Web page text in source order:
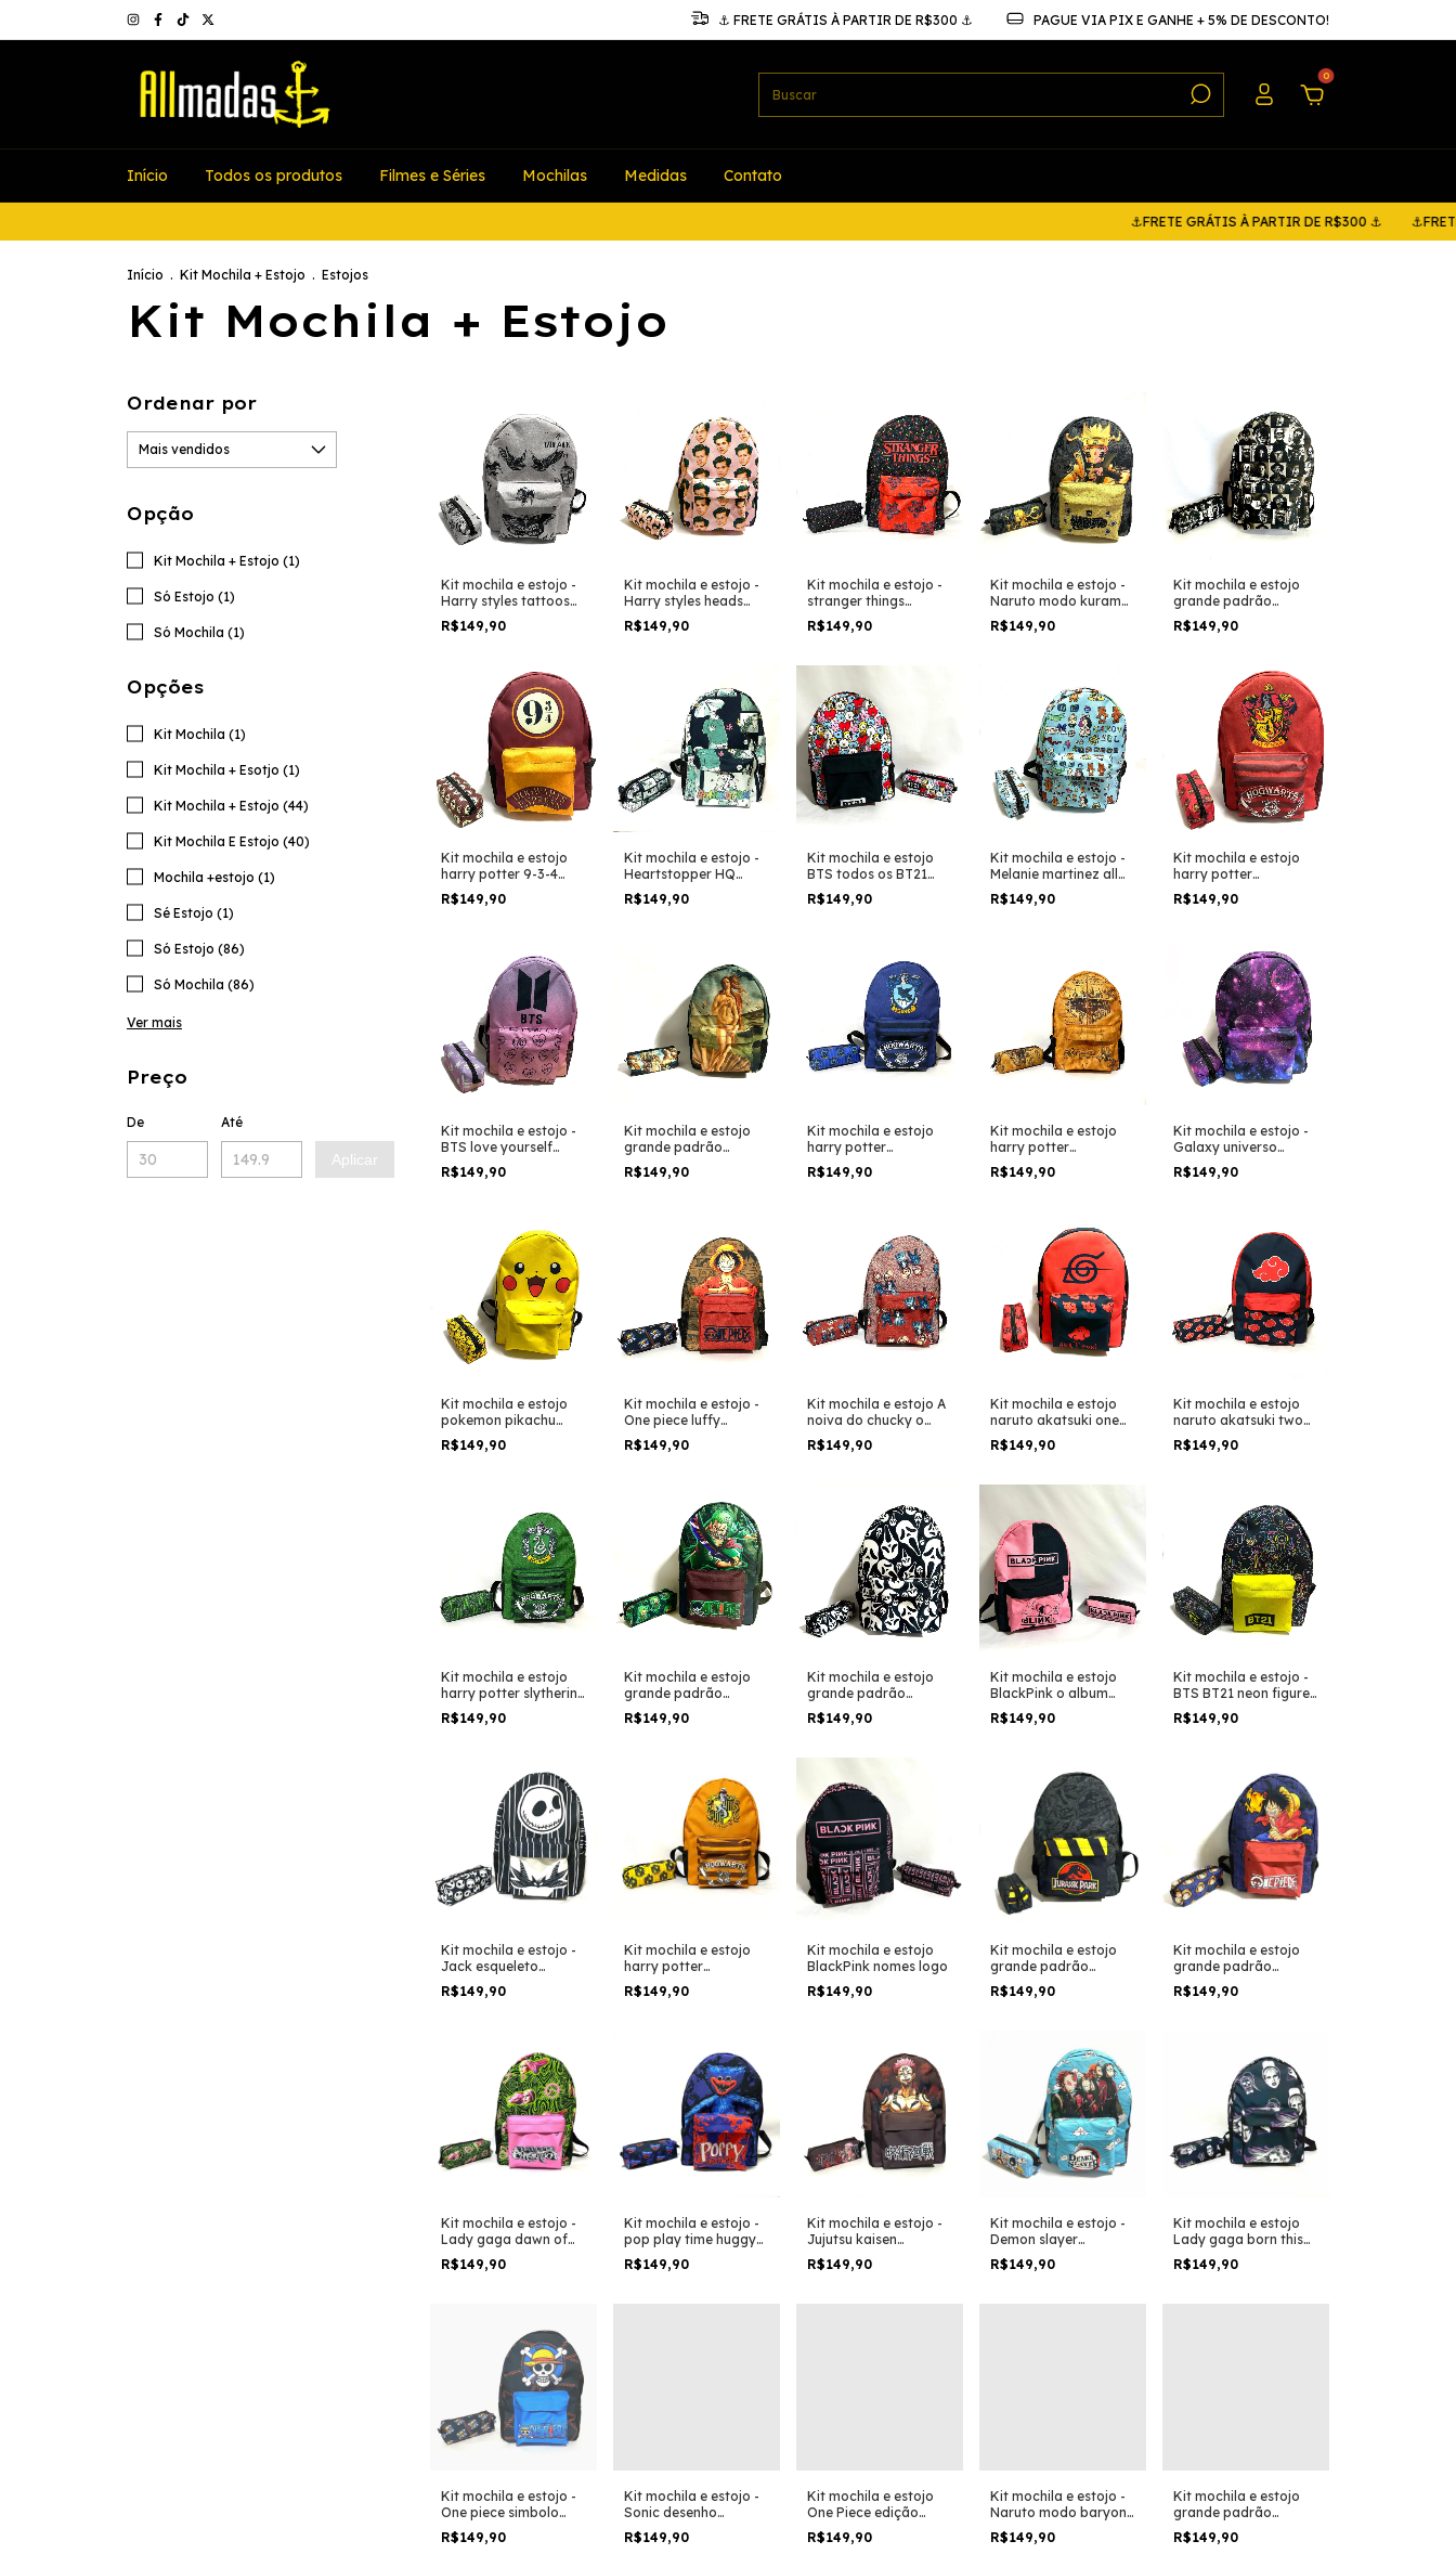
⚓ FRETE GRÁTIS À PARTIR DE R$300 ⚓ PAGUE VIA PIX E GANHE + 5% DE DESCONTO!
0
Início Todos os produtos Filmes e Séries Mochilas Medidas Contato
⚓FRETE GRÁTIS À PARTIR DE R$300 ⚓ ⚓FRETE GRÁTIS À
Início . Kit Mochila + Estojo . Estojos
Kit Mochila + Estojo
Ordenar por
Opção
Kit Mochila + Estojo (1)
Só Estojo (1)
Só Mochila (1)
Opções
Kit Mochila (1)
Kit Mochila + Esotjo (1)
Kit Mochila + Estojo (44)
Kit Mochila E Estojo (40)
Mochila +estojo (1)
Sé Estojo (1)
Só Estojo (86)
Só Mochila (86)
Ver mais
Preço
De Até
Aplicar
Kit mochila e estojo -
Harry styles tattoos
patern tamanho
grande padrão
R$149,90
Kit mochila e estojo -
Harry styles heads
tamanho grande
padrão escolar e
R$149,90
Kit mochila e estojo -
stranger things
alphabet lights &
demogorgon
R$149,90
Kit mochila e estojo -
Naruto modo kurama
desenho anime geek
tamanho grande
R$149,90
Kit mochila e estojo
grande padrão
escolar Best killers
personagens de filme
R$149,90
Kit mochila e estojo
harry potter 9-3-4
hogwarts express
tamanho grande
R$149,90
Kit mochila e estojo -
Heartstopper HQ
book nick e charlie
serie tamanho grande
R$149,90
Kit mochila e estojo
BTS todos os BT21
versão bolso preto
R$149,90
Kit mochila e estojo -
Melanie martinez all
songs sticks tamanho
grande padrão
R$149,90
Kit mochila e estojo
harry potter
grynffindor simbolo
logo tamanho grande
R$149,90
Kit mochila e estojo -
BTS love yourself
overlay tamanho
grande padrão
R$149,90
Kit mochila e estojo
grande padrão
escolar nascimento de
venus pintura birth of
R$149,90
Kit mochila e estojo
harry potter
ravenclaw crew
cornival logo
R$149,90
Kit mochila e estojo
harry potter
marauders map mapa
do maroto tamanho
R$149,90
Kit mochila e estojo -
Galaxy universo
planetas tamanho
grande padrão
R$149,90
Kit mochila e estojo
pokemon pikachu
face amarelo
tamanho grande
R$149,90
Kit mochila e estojo -
One piece luffy
personagem anime
desenho tamanho
R$149,90
Kit mochila e estojo A
noiva do chucky o
filme tamanho grande
padrão escolar e
R$149,90
Kit mochila e estojo
naruto akatsuki one
tamanho grande
padrão escolar e
R$149,90
Kit mochila e estojo
naruto akatsuki two
tamanho grande
padrão escolar e
R$149,90
Kit mochila e estojo
harry potter slytherin
crew sonserina logo
tamanho grande
R$149,90
Kit mochila e estojo
grande padrão
escolar one piece
personagem roronoa
R$149,90
Kit mochila e estojo
grande padrão
escolar Ghostface
mascara repetida
R$149,90
Kit mochila e estojo
BlackPink o album
duo colors
R$149,90
Kit mochila e estojo -
BTS BT21 neon figures
tamanho grande
padrão escolar e
R$149,90
Kit mochila e estojo -
Jack esqueleto
desenho tamanho
grande padrão
R$149,90
Kit mochila e estojo
harry potter
hufflepuff crew lufa-
lufa logo tamanho
R$149,90
Kit mochila e estojo
BlackPink nomes logo
R$149,90
Kit mochila e estojo
grande padrão
escolar Jurassic park
dinossauro rex filme
R$149,90
Kit mochila e estojo
grande padrão
escolar - One piece
versão furia chamada
R$149,90
Kit mochila e estojo -
Lady gaga dawn of
chromatica album
tamanho grande
R$149,90
Kit mochila e estojo -
pop play time huggy
wuggy boneco
tamanho grande
R$149,90
Kit mochila e estojo -
Jujutsu kaisen
personagem itadori
anime desneho geek
R$149,90
Kit mochila e estojo -
Demon slayer
tamanho grande
padrão escolar e
R$149,90
Kit mochila e estojo
Lady gaga born this
way logo e icones
tamanho grande
R$149,90
Kit mochila e estojo -
One piece simbolo
anime desenho
tamanho grande
R$149,90
Kit mochila e estojo -
Sonic desenho
tamanho grande
padrão escolar e
R$149,90
Kit mochila e estojo
One Piece edição
fundo do mar
R$149,90
Kit mochila e estojo -
Naruto modo baryon
anime boruto
tamanho grande
R$149,90
Kit mochila e estojo
grande padrão
escolar one piece
poster de procurados
R$149,90